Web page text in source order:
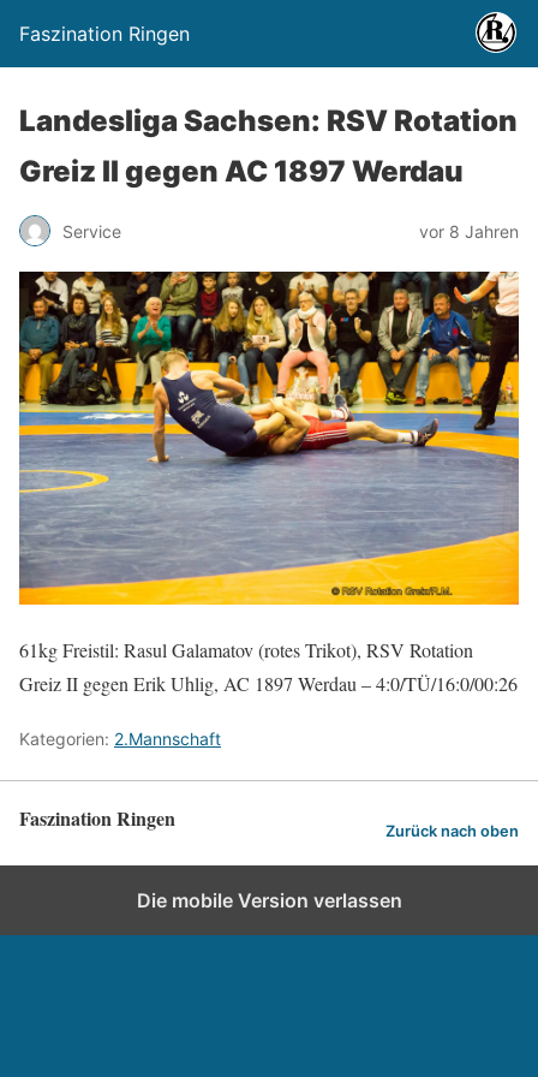
Faszination Ringen
Landesliga Sachsen: RSV Rotation
Greiz II gegen AC 1897 Werdau
Service vor 8 Jahren
61kg Freistil: Rasul Galamatov (rotes Trikot), RSV Rotation
Greiz II gegen Erik Uhlig, AC 1897 Werdau – 4:0/TÜ/16:0/00:26
Kategorien: 2.Mannschaft
Faszination Ringen Zurück nach oben
Die mobile Version verlassen